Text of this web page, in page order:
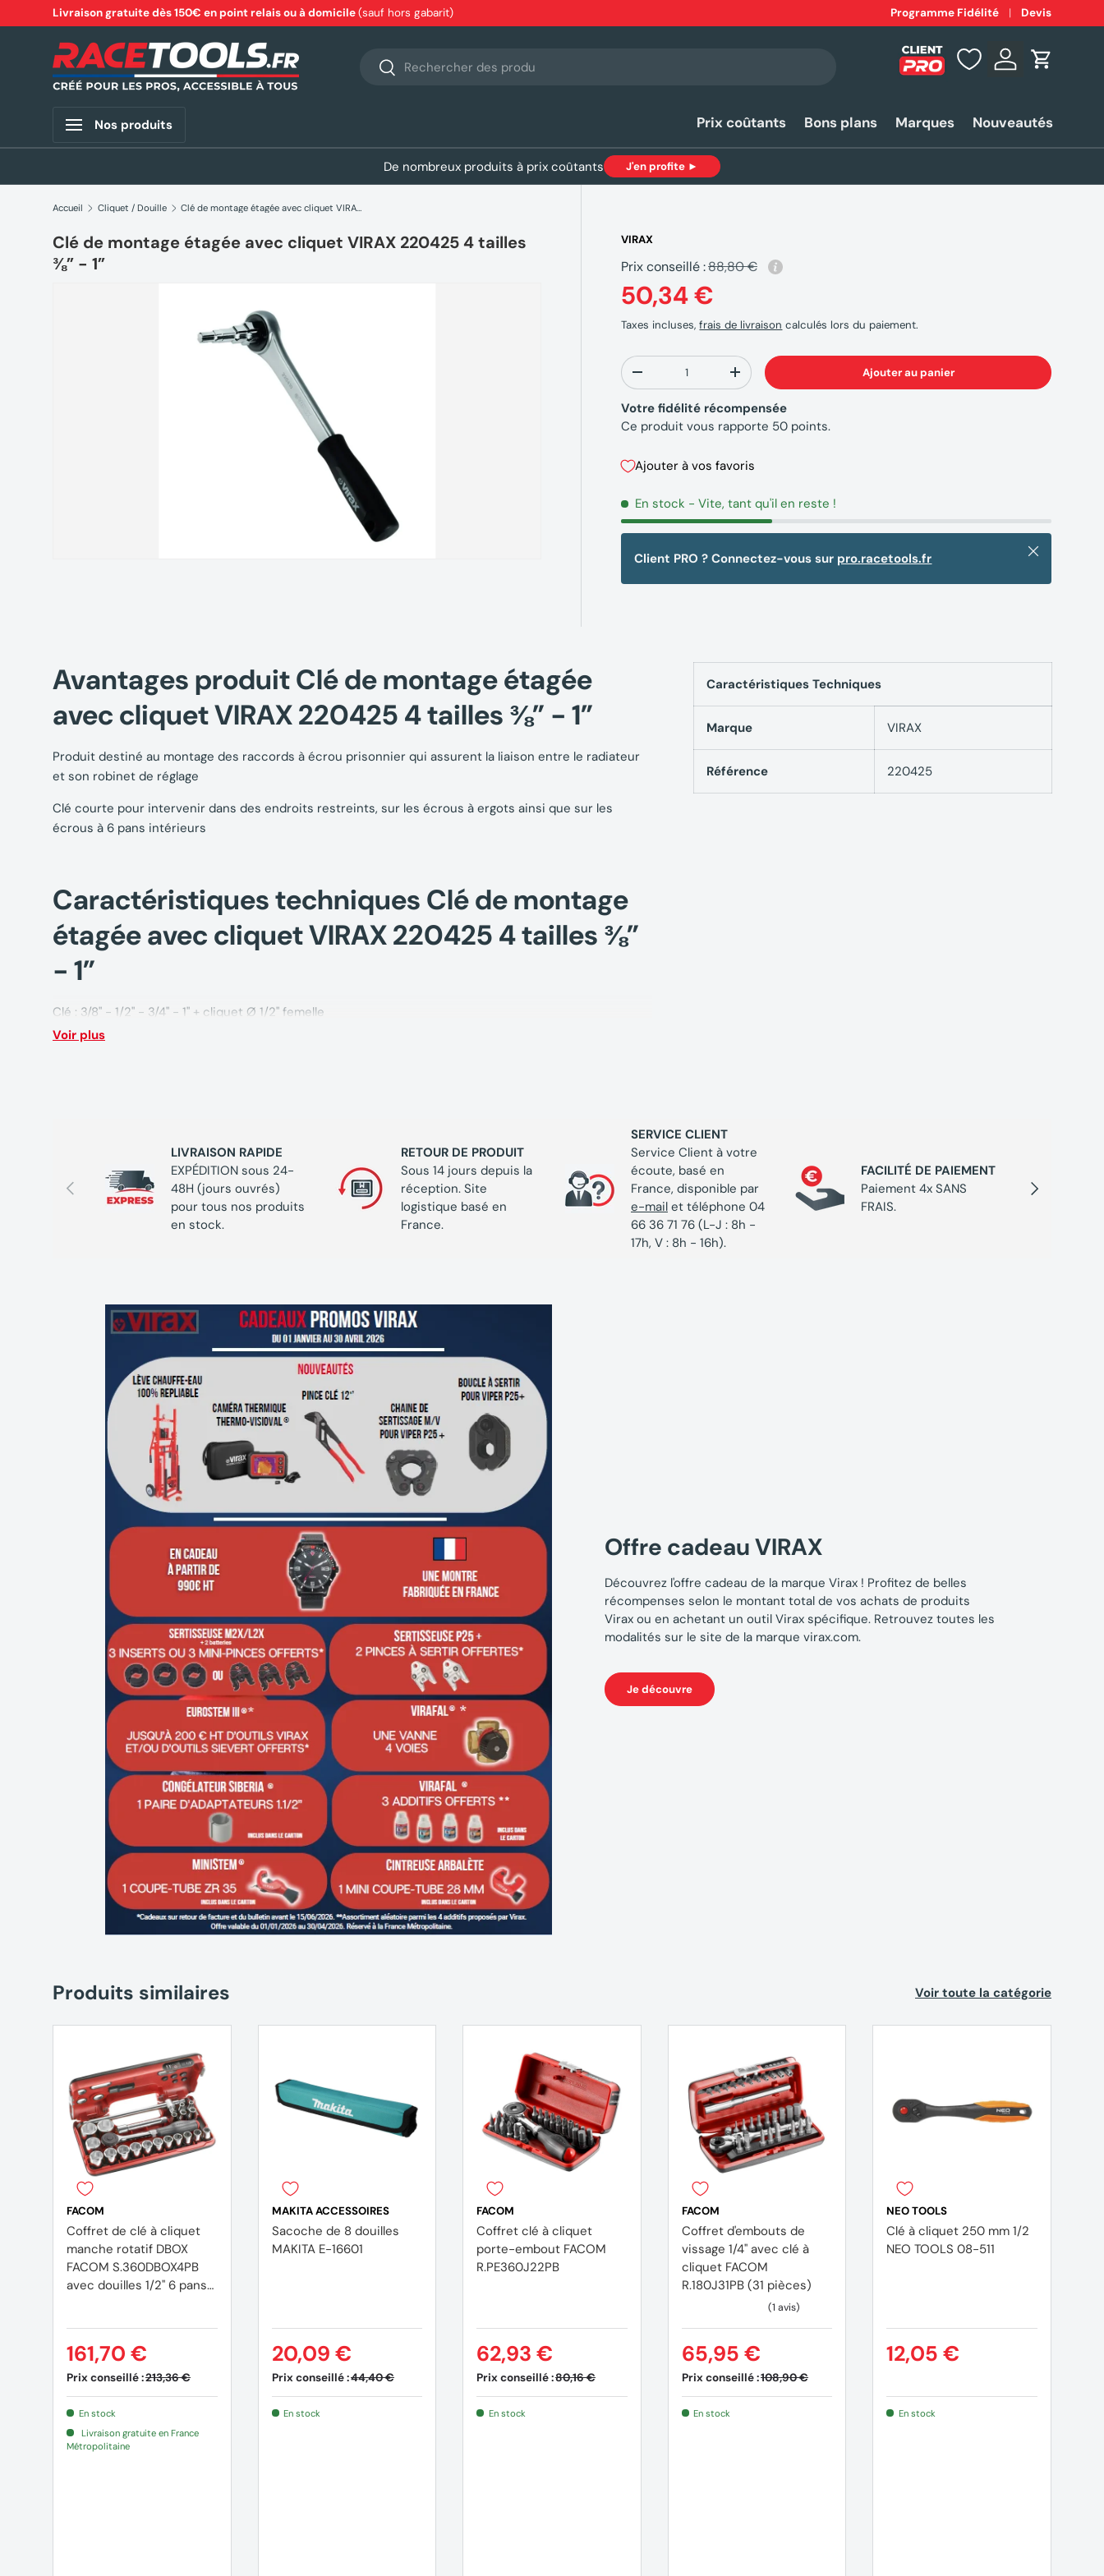
Aller au contenu
Livraison gratuite dès 150€ en point relais ou à domicile(sauf hors gabarit) Expéditionrapide 24-48h*
Programme Fidélité Devis
Recherche
Rechercher Se connecter
Panier
Nos produits Prix coûtants Bons plans Marques Nouveautés
De nombreux produits à prix coûtants J'en profite ►
Accueil Cliquet / Douille Clé de montage étagée avec cliquet VIRAX 220425 4 tailles ⅜” - 1”
Clé de montage étagée avec cliquet VIRAX 220425 4 tailles
⅜” - 1”
VIRAX
Prix conseillé :88,80 €
50,34 €
Taxes incluses,frais de livraison calculés lors du paiement.
Qté
-
+ Ajouter au panier
Votre fidélité récompensée
Ce produit vous rapporte 50 points.
Ajouter à vos favoris
En stock - Vite, tant qu'il en reste !
Client PRO ? Connectez-vous sur pro.racetools.fr Fermer
Avantages produit Clé de montage étagée
avec cliquet VIRAX 220425 4 tailles ⅜” - 1”
Produit destiné au montage des raccords à écrou prisonnier qui assurent la liaison entre le radiateur
et son robinet de réglage
Clé courte pour intervenir dans des endroits restreints, sur les écrous à ergots ainsi que sur les
écrous à 6 pans intérieurs
Caractéristiques techniques Clé de montage
étagée avec cliquet VIRAX 220425 4 tailles ⅜”
- 1”
Clé : 3/8" - 1/2" - 3/4" - 1" + cliquet Ø 1/2" femelle
Poids : 0,545 kg
Voir plus
Caractéristiques Techniques
Marque VIRAX
Référence 220425
Précédent Suivant
LIVRAISON RAPIDE
EXPÉDITION sous 24-
48H (jours ouvrés)
pour tous nos produits
en stock.
RETOUR DE PRODUIT
Sous 14 jours depuis la
réception. Site
logistique basé en
France.
SERVICE CLIENT
Service Client à votre
écoute, basé en
France, disponible par
e-mail et téléphone 04
66 36 71 76 (L-J : 8h -
17h, V : 8h - 16h).
FACILITÉ DE PAIEMENT
Paiement 4x SANS
FRAIS.
Offre cadeau VIRAX
Découvrez l'offre cadeau de la marque Virax ! Profitez de belles
récompenses selon le montant total de vos achats de produits
Virax ou en achetant un outil Virax spécifique. Retrouvez toutes les
modalités sur le site de la marque virax.com.
Je découvre
Produits similaires Voir toute la catégorie
FACOM
Coffret de clé à cliquet
manche rotatif DBOX
FACOM S.360DBOX4PB
avec douilles 1/2'' 6 pans
Prix conseillé :213,36 €
161,70 €
En stock
Livraison gratuite en France
Métropolitaine
MAKITA ACCESSOIRES
Sacoche de 8 douilles
MAKITA E-16601
Prix conseillé :44,40 €
20,09 €
En stock
FACOM
Coffret clé à cliquet
porte-embout FACOM
R.PE360J22PB
Prix conseillé :80,16 €
62,93 €
En stock
FACOM
Coffret d'embouts de
vissage 1/4'' avec clé à
cliquet FACOM
R.180J31PB (31 pièces)
Prix conseillé :108,90 €
65,95 €
En stock
NEO TOOLS
Clé à cliquet 250 mm 1/2
NEO TOOLS 08-511
12,05 €
En stock